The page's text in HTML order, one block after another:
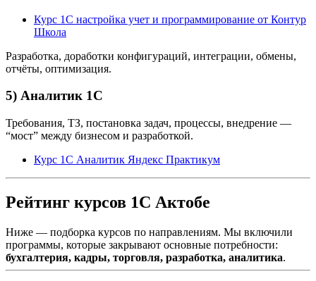
Курс 1С настройка учет и программирование от Контур
Школа
Разработка, доработки конфигураций, интеграции, обмены,
отчёты, оптимизация.
5) Аналитик 1С
Требования, ТЗ, постановка задач, процессы, внедрение —
“мост” между бизнесом и разработкой.
Курс 1С Аналитик Яндекс Практикум
Рейтинг курсов 1С Актобе
Ниже — подборка курсов по направлениям. Мы включили
программы, которые закрывают основные потребности:
бухгалтерия, кадры, торговля, разработка, аналитика.